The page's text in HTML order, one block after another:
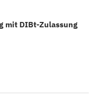
mit DIBt-Zulassung